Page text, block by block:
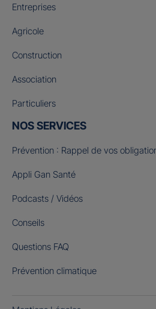
Entreprises
Agricole
Construction
Association
Particuliers
NOS SERVICES
Prévention : Rappel de vos
Appli Gan Santé
Podcasts / Vidéos
Conseils
Questions FAQ
Prévention climatique